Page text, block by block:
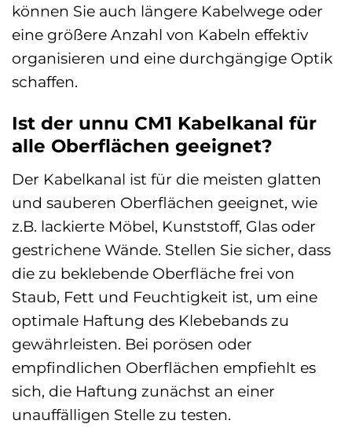
können Sie auch längere Kabelwege oder
eine größere Anzahl von Kabeln effektiv
organisieren und eine durchgängige Optik
schaffen.
Ist der unnu CM1 Kabelkanal für
alle Oberflächen geeignet?
Der Kabelkanal ist für die meisten glatten
und sauberen Oberflächen geeignet, wie
z.B. lackierte Möbel, Kunststoff, Glas oder
gestrichene Wände. Stellen Sie sicher, dass
die zu beklebende Oberfläche frei von
Staub, Fett und Feuchtigkeit ist, um eine
optimale Haftung des Klebebands zu
gewährleisten. Bei porösen oder
empfindlichen Oberflächen empfiehlt es
sich, die Haftung zunächst an einer
unauffälligen Stelle zu testen.